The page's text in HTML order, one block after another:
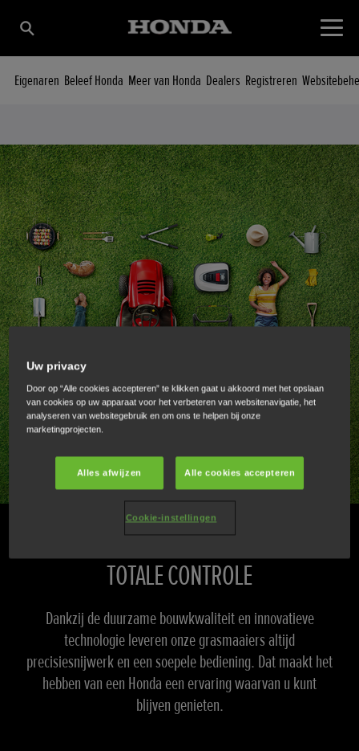
Eigenaren Beleef Honda Meer van Honda Dealers Registreren
GEMAAKT VOOR
TOTALE CONTROLE
Dankzij de duurzame bouwkwaliteit en innovatieve
technologie leveren onze grasmaaiers altijd
precisiesnijwerk en een soepele bediening. Dat maakt het
hebben van een Honda een ervaring waarvan u kunt
blijven genieten.
Uw privacy
Door op “Alle cookies accepteren” te klikken gaat u akkoord met het opslaan
van cookies op uw apparaat voor het verbeteren van websitenavigatie, het
analyseren van websitegebruik en om ons te helpen bij onze
marketingprojecten.
Alles afwijzen Alle cookies accepteren
Cookie-instellingen